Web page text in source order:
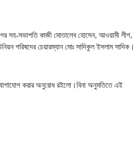
সহ-সভাপতি কাজী মোতালেব হোসেন, আওয়ামী লীগ,
পরিষদের চেয়ারম্যান মোঃ সাদিকুল ইসলাম সাদিক।
করার অনুরোধ রইলো।বিনা অনুমতিতে এই